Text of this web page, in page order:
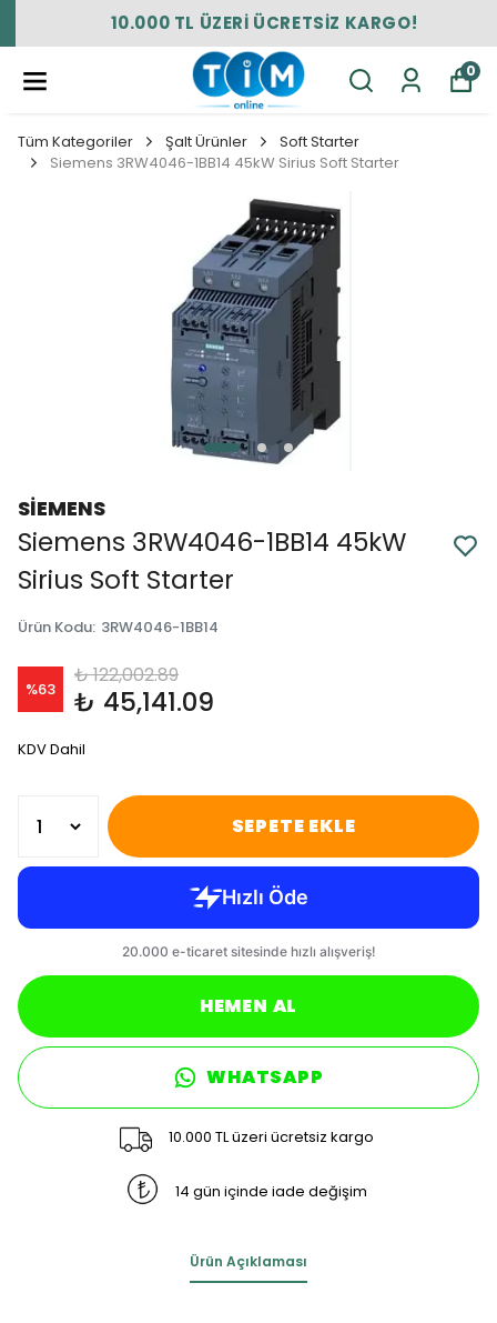
10.000 TL ÜZERİ ÜCRETSİZ KARGO!
0
Tüm Kategoriler Şalt Ürünler
Soft Starter
Siemens 3RW4046-1BB14 45kW Sirius Soft Starter
SİEMENS
Siemens 3RW4046-1BB14 45kW
Sirius Soft Starter
Ürün Kodu: 3RW4046-1BB14
%63
₺ 122,002.89
₺ 45,141.09
KDV Dahil
SEPETE EKLE
HEMEN AL
WHATSAPP
10.000 TL üzeri ücretsiz kargo
14 gün içinde iade değişim
Ürün Açıklaması